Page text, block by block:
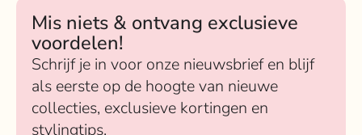
Mis niets & ontvang exclusieve
voordelen!
Schrijf je in voor onze nieuwsbrief en blijf
als eerste op de hoogte van nieuwe
collecties, exclusieve kortingen en
stylingtips.